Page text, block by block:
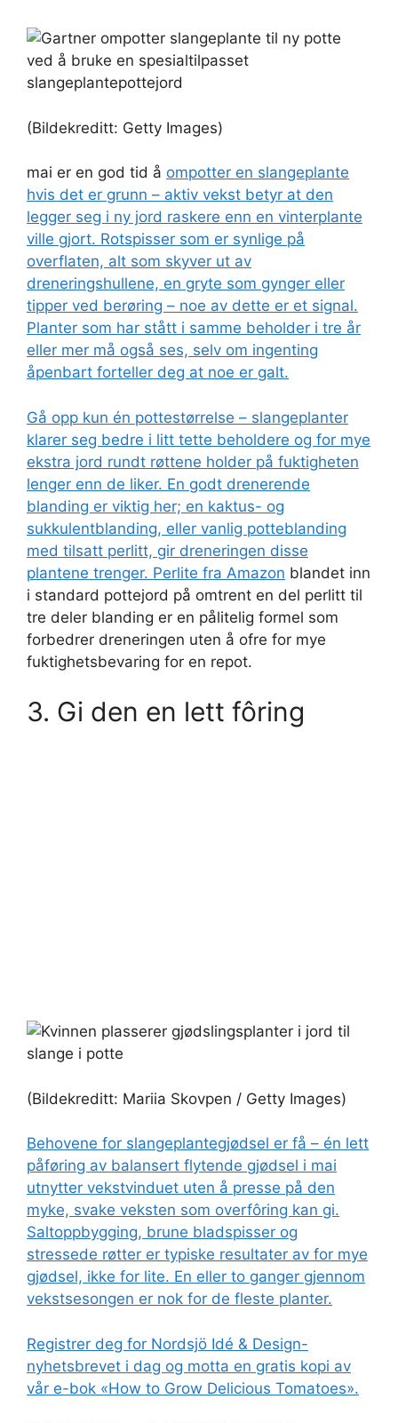
(Bildekreditt: Getty Images)
mai er en god tid å ompotter en slangeplante
hvis det er grunn – aktiv vekst betyr at den
legger seg i ny jord raskere enn en vinterplante
ville gjort. Rotspisser som er synlige på
overflaten, alt som skyver ut av
dreneringshullene, en gryte som gynger eller
tipper ved berøring – noe av dette er et signal.
Planter som har stått i samme beholder i tre år
eller mer må også ses, selv om ingenting
åpenbart forteller deg at noe er galt.
Gå opp kun én pottestørrelse – slangeplanter
klarer seg bedre i litt tette beholdere og for mye
ekstra jord rundt røttene holder på fuktigheten
lenger enn de liker. En godt drenerende
blanding er viktig her; en kaktus- og
sukkulentblanding, eller vanlig potteblanding
med tilsatt perlitt, gir dreneringen disse
plantene trenger. Perlite fra Amazon blandet inn
i standard pottejord på omtrent en del perlitt til
tre deler blanding er en pålitelig formel som
forbedrer dreneringen uten å ofre for mye
fuktighetsbevaring for en repot.
3. Gi den en lett fôring
(Bildekreditt: Mariia Skovpen / Getty Images)
Behovene for slangeplantegjødsel er få – én lett
påføring av balansert flytende gjødsel i mai
utnytter vekstvinduet uten å presse på den
myke, svake veksten som overfôring kan gi.
Saltoppbygging, brune bladspisser og
stressede røtter er typiske resultater av for mye
gjødsel, ikke for lite. En eller to ganger gjennom
vekstsesongen er nok for de fleste planter.
Registrer deg for Nordsjö Idé & Design-
nyhetsbrevet i dag og motta en gratis kopi av
vår e-bok «How to Grow Delicious Tomatoes».